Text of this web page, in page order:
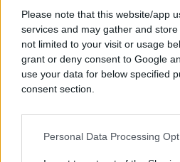
Please note that this website/app
services and may gather and
not limited to your visit or usage
grant or deny consent to Google
use your data for below specified
consent section.
Personal Data Processing
Nakon što je izgledno da će
biti Andrej Plenković,
znatno bolja suradnja u
prema BiH, smatra Granić.
državnu politiku prema BiH
kvaliteta. Toga do sada nije